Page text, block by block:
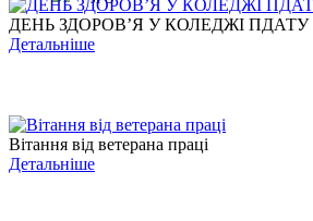
ДЕНЬ ЗДОРОВ’Я У КОЛЕДЖІ ПДАТУ
Детальніше
Вітання від ветерана праці
Детальніше